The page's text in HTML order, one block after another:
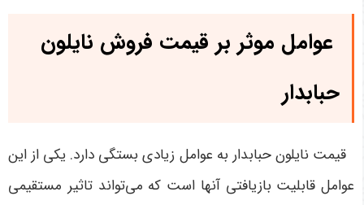
عوامل موثر بر قیمت فروش نایلون
حبابدار
قیمت نایلون حبابدار به عوامل زیادی بستگی دارد. یکی از این
عوامل قابلیت بازیافتی آنها است که می‌تواند تاثیر مستقیمی